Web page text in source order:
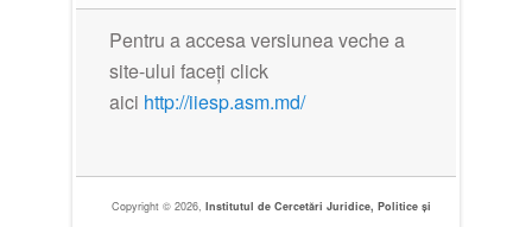
Pentru a accesa versiunea veche a
site-ului faceți click
aici http://iiesp.asm.md/
Copyright © 2026,Institutul de Cercetări Juridice, Politice și